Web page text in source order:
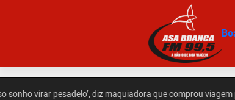
virar pesadelo’, diz maquiadora que comprou viagem par